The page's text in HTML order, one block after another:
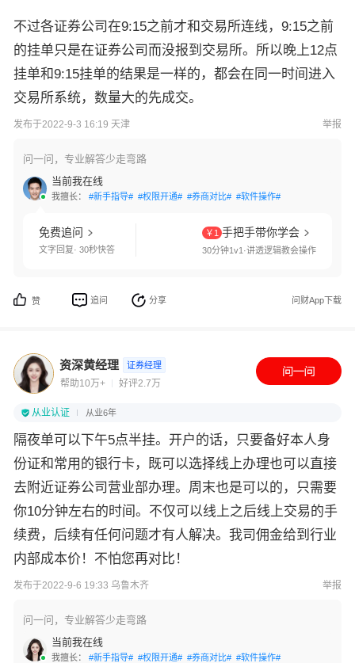
不过各证券公司在9:15之前才和交易所连线，9:15之前
的挂单只是在证券公司而没报到交易所。所以晚上12点
挂单和9:15挂单的结果是一样的，都会在同一时间进入
交易所系统，数量大的先成交。
发布于2022-9-3 16:19 天津 举报
问一问，专业解答少走弯路
当前我在线
我擅长： #新手指导# #权限开通# #券商对比# #软件操作#
免费追问
文字回复· 30秒快答
￥1 手把手带你学会
30分钟1v1·讲透逻辑教会操作
赞 追问 分享 问财App下载
资深黄经理 证券经理
帮助10万+ 好评2.7万
从业认证 从业6年
隔夜单可以下午5点半挂。开户的话，只要备好本人身
份证和常用的银行卡，既可以选择线上办理也可以直接
去附近证券公司营业部办理。周末也是可以的，只需要
你10分钟左右的时间。不仅可以线上之后线上交易的手
续费，后续有任何问题才有人解决。我司佣金给到行业
内部成本价！不怕您再对比！
发布于2022-9-6 19:33 乌鲁木齐 举报
问一问，专业解答少走弯路
当前我在线
我擅长： #新手指导# #权限开通# #券商对比# #软件操作#